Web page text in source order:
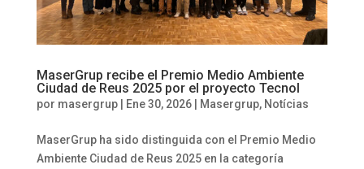
MaserGrup recibe el Premio Medio Ambiente
Ciudad de Reus 2025 por el proyecto Tecnol
por masergrup| Ene 30, 2026| Masergrup, Notícias
MaserGrup ha sido distinguida con el Premio Medio
Ambiente Ciudad de Reus 2025 en la categoría